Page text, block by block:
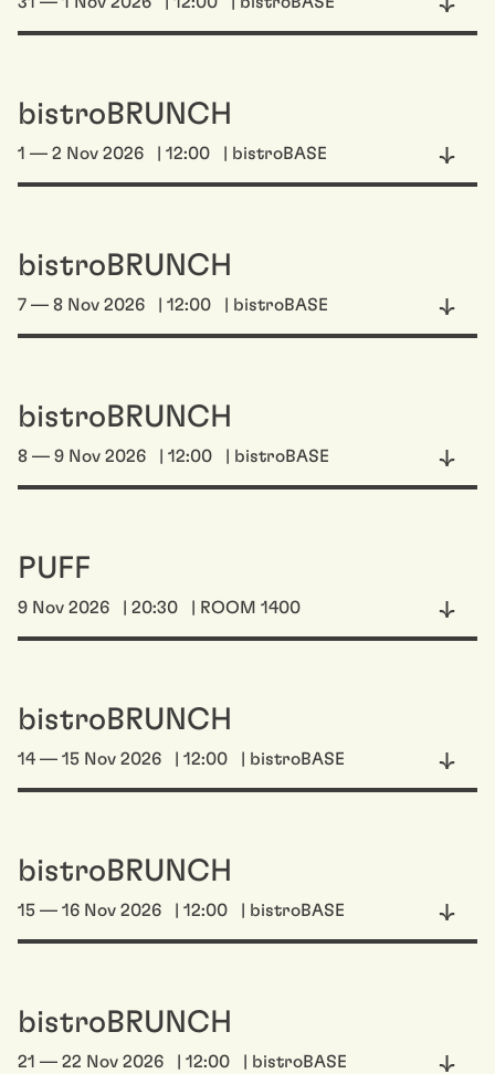
bistroBRUNCH
1 — 2 Nov 2026 | 12:00 | bistroBASE
bistroBRUNCH
7 — 8 Nov 2026 | 12:00 | bistroBASE
bistroBRUNCH
8 — 9 Nov 2026 | 12:00 | bistroBASE
PUFF
9 Nov 2026 | 20:30 | ROOM 1400
bistroBRUNCH
14 — 15 Nov 2026 | 12:00 | bistroBASE
bistroBRUNCH
15 — 16 Nov 2026 | 12:00 | bistroBASE
bistroBRUNCH
21 — 22 Nov 2026 | 12:00 | bistroBASE